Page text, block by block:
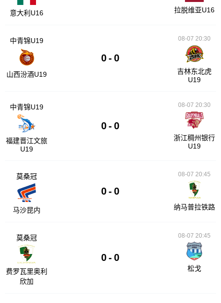
意大利U16 拉脱维亚U16
中青锦U19
山西汾酒U19
0 - 0
08-07 20:30
吉林东北虎
U19
中青锦U19
福建晋江文旅
U19
0 - 0
08-07 20:30
浙江稠州银行
U19
莫桑冠
马沙昆内
0 - 0
08-07 20:45
纳马普拉铁路
莫桑冠
费罗瓦里奥利
欣加
0 - 0
08-07 20:45
松戈